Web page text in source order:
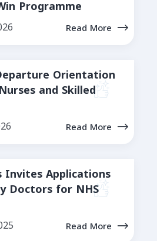
Programme
Read More
Orientation
and Skilled
Read More
Invites Applications
Doctors for NHS
Read More